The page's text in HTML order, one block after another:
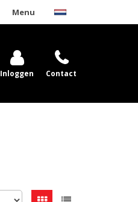
Menu
Inloggen Contact